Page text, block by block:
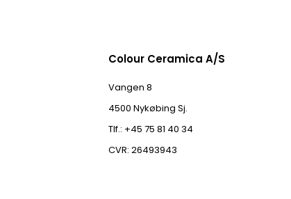
Colour Ceramica A/S
Vangen 8
4500 Nykøbing Sj.
Tlf.: +45 75 81 40 34
CVR: 26493943